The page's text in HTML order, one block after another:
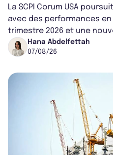
La SCPI Corum USA
avec des performances
trimestre 2026 et une
région de Chicago. Entre
Hana Abdelfettah
07/08/26